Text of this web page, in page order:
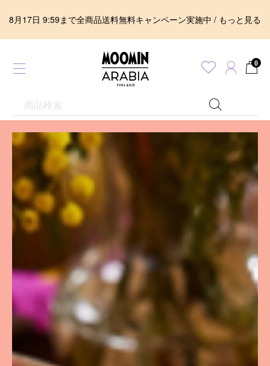
8月17日 9:59まで全商品送料無料キャンペーン実施中 / もっと見る
0